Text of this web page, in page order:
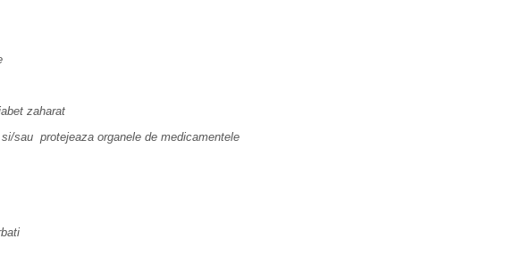
zaharat
sau protejeaza organele de medicamentele